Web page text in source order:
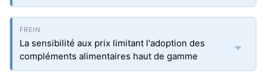
La sensibilité aux prix limitant l'adoption des
compléments alimentaires haut de gamme